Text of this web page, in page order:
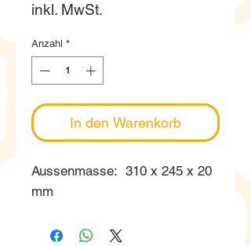
inkl. MwSt.
Anzahl *
In den Warenkorb
Aussenmasse: 310 x 245 x 20
mm